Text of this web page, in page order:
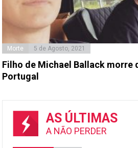
Morte 5 de Agosto, 2021
Filho de Michael Ballack morre
Portugal
AS ÚLTIMAS
A NÃO PERDER